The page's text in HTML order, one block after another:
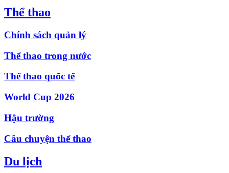
Thể thao
Chính sách quản lý
Thể thao trong nước
Thể thao quốc tế
World Cup 2026
Hậu trường
Câu chuyện thể thao
Du lịch